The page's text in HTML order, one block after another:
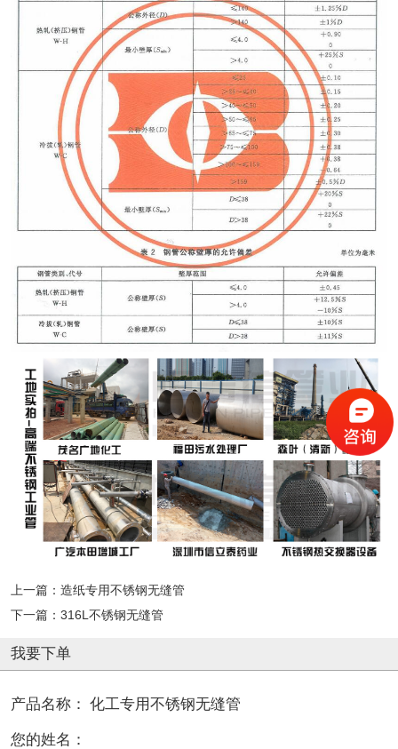
上一篇： 造纸专用不锈钢无缝管
下一篇： 316L不锈钢无缝管
我要下单
产品名称： 化工专用不锈钢无缝管
您的姓名：